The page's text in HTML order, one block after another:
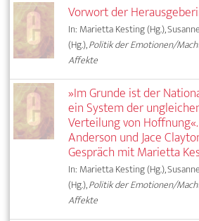
Vorwort der
In: Marietta Kesting (Hg.),
(Hg.),Politik der Emotionen/
Affekte
»Im Grunde ist der
ein System der
Verteilung von
Anderson und Jace
Gespräch mit Marietta
In: Marietta Kesting (Hg.),
(Hg.),Politik der Emotionen/
Affekte